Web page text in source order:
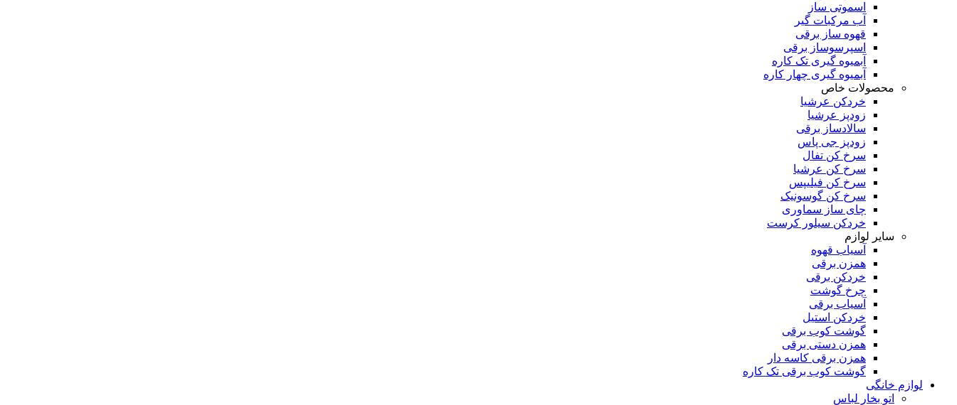
اسموتی ساز
آب مرکبات گیر
قهوه ساز برقی
اسپرسوساز برقی
آبمیوه گیری تک کاره
آبمیوه گیری چهار کاره
محصولات خاص
خردکن عرشیا
زودپز عرشیا
سالادساز برقی
زودپز جی پاس
سرخ کن تفال
سرخ کن عرشیا
سرخ کن فیلیپس
سرخ کن گوسونیک
چای ساز سماوری
خردکن سیلور کرست
سایر لوازم
آسیاب قهوه
همزن برقی
خردکن برقی
چرخ گوشت
آسیاب برقی
خردکن استیل
گوشت کوب برقی
همزن دستی برقی
همزن برقی کاسه دار
گوشت کوب برقی تک کاره
لوازم خانگی
اتو بخار لباس